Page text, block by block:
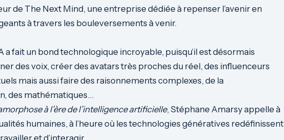
de The Next Mind, une entreprise dédiée à repenser l’avenir en
à travers les bouleversements à venir.
a fait un bond technologique incroyable, puisqu’il est désormais
des voix, créer des avatars très proches du réel, des influenceurs
mais aussi faire des raisonnements complexes, de la
des mathématiques…
à l’ère de l’intelligence artificielle, Stéphane Amarsy appelle à
humaines, à l’heure où les technologies génératives redéfinissent
et d’interagir.